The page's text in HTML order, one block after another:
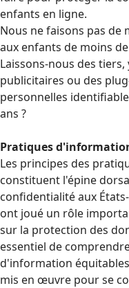
enfants en ligne.
Nous ne faisons pas
aux enfants de moins
Laissons-nous des
publicitaires ou des
personnelles
ans ?
Pratiques
Les principes des
constituent l'épine
confidentialité aux
ont joué un rôle
sur la protection des
essentiel de
d'information
mis en œuvre pour se